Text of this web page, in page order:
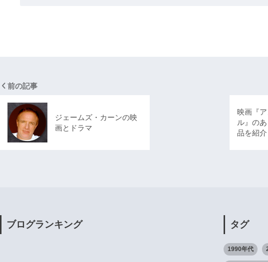
前の記事
ジェームズ・カーンの映
画とドラマ
映画『
ル』の
品を紹
ブログランキング タグ
1990年代